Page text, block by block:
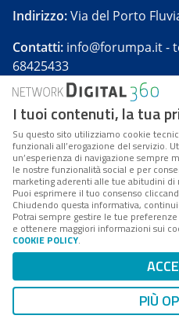
Indirizzo:Via del Porto
Contatti: info@forumpa.it-
68425433
Forumpa.itè una
presso Registro della
Reg. n. 182 del 2 maggio
FPA s.r.l. è società
Coordinamento da parte di
è un'azienda certificata
Codice Fiscale/Partita IVA
n.
Mappa
I tuoi contenuti, la tua
Su questo sito utilizziamo cookie
funzionali all’erogazione del servizio.
un’esperienza di navigazione sempre
le nostre funzionalità social e per
marketing aderenti alle tue abitudini di
Puoi esprimere il tuo consenso
Chiudendo questa informativa,
Potrai sempre gestire le tue preferenze
e ottenere maggiori informazioni sui
COOKIE POLICY.
PIÙ